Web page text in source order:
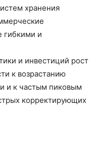
хранения
гибкими и
и инвестиций рост
к возрастанию
и к частым пиковым
корректирующих